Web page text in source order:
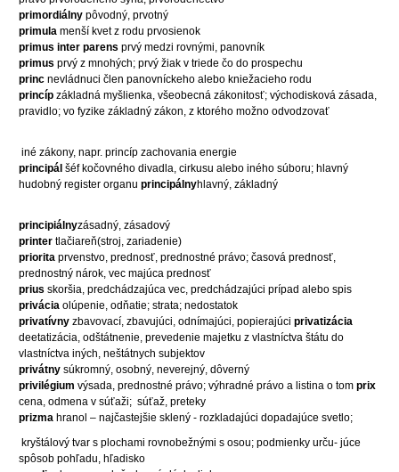
primordiálny pôvodný, prvotný
primula menší kvet z rodu prvosienok
primus inter parens prvý medzi rovnými, panovník
primus prvý z mnohých; prvý žiak v triede čo do prospechu
princ nevládnuci člen panovníckeho alebo kniežacieho rodu
princíp základná myšlienka, všeobecná zákonitosť; východisková zásada,
pravidlo; vo fyzike základný zákon, z ktorého možno odvodzovať
iné zákony, napr. princíp zachovania energie
principál šéf kočovného divadla, cirkusu alebo iného súboru; hlavný
hudobný register organu principálnyhlavný, základný
principiálnyzásadný, zásadový
printer tlačiareň(stroj, zariadenie)
priorita prvenstvo, prednosť, prednostné právo; časová prednosť,
prednostný nárok, vec majúca prednosť
prius skoršia, predchádzajúca vec, predchádzajúci prípad alebo spis
privácia olúpenie, odňatie; strata; nedostatok
privatívny zbavovací, zbavujúci, odnímajúci, popierajúci privatizácia
deetatizácia, odštátnenie, prevedenie majetku z vlastníctva štátu do
vlastníctva iných, neštátnych subjektov
privátny súkromný, osobný, neverejný, dôverný
privilégium výsada, prednostné právo; výhradné právo a listina o tom prix
cena, odmena v súťaži; súťaž, preteky
prizma hranol – najčastejšie sklený - rozkladajúci dopadajúce svetlo;
kryštálový tvar s plochami rovnobežnými s osou; podmienky urču- júce
spôsob pohľadu, hľadisko